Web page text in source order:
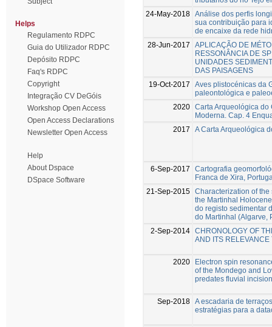
Helps
Regulamento RDPC
Guia do Utilizador RDPC
Depósito RDPC
Faq's RDPC
Copyright
Integração CV DeGóis
Workshop Open Access
Open Access Declarations
Newsletter Open Access
Help
About Dspace
DSpace Software
24-May-2018 Análise dos perfis
sua contribuição para
de encaixe da rede
28-Jun-2017
APLICAÇÃO DE
RESSONÂNCIA DE
UNIDADES
DAS PAISAGENS
19-Oct-2017
Aves plistocénicas da
paleontológica e
2020 Carta Arqueológica
Moderna. Cap. 4
2017
A Carta Arqueológica
6-Sep-2017
Cartografia
Franca de Xira,
21-Sep-2015 Characterization of
the Martinhal
do registo sedimentar
do Martinhal (Algarve,
2-Sep-2014 CHRONOLOGY OF
AND ITS RELEVANCE
2020
Electron spin
of the Mondego and
predates fluvial
Sep-2018 A escadaria de
estratégias para a